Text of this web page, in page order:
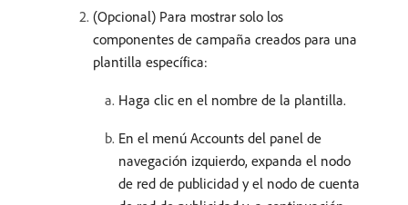
(Opcional) Para mostrar solo los
componentes de campaña creados para una
plantilla específica:
Haga clic en el nombre de la plantilla.
En el menú Accounts del panel de
navegación izquierdo, expanda el nodo
de red de publicidad y el nodo de cuenta